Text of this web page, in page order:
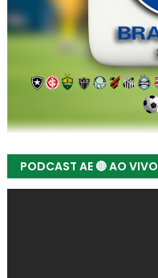
PODCAST AE 🔴 AO VIVO